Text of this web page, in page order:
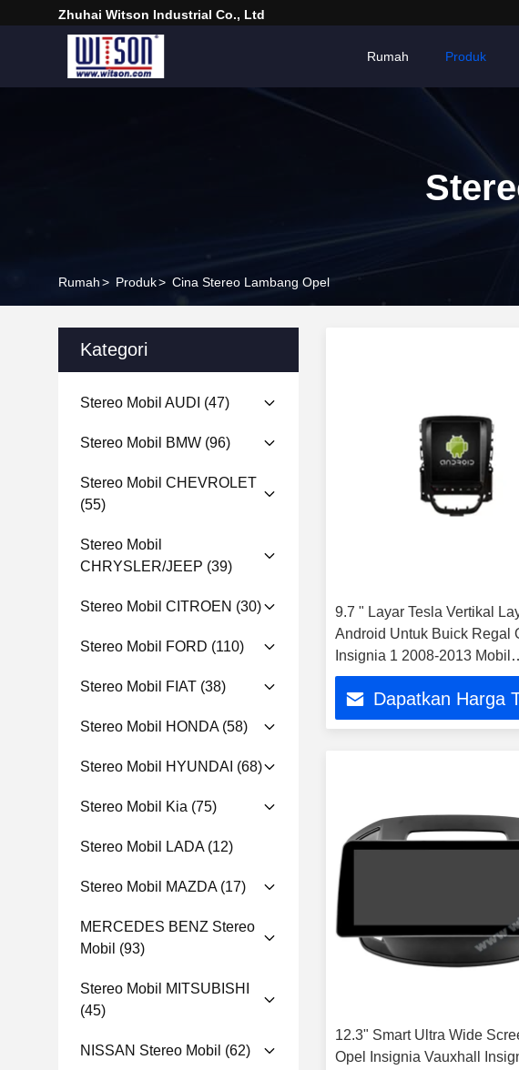
Zhuhai Witson Industrial Co., Ltd
Rumah Produk
Rumah> Produk> Cina Stereo Lambang Opel
Kategori
Stereo Mobil AUDI (47)
Stereo Mobil BMW (96)
Stereo Mobil CHEVROLET
(55)
Stereo Mobil
CHRYSLER/JEEP (39)
Stereo Mobil CITROEN (30)
Stereo Mobil FORD (110)
Stereo Mobil FIAT (38)
Stereo Mobil HONDA(58)
Stereo Mobil HYUNDAI (68)
Stereo Mobil Kia (75)
Stereo Mobil LADA(12)
Stereo Mobil MAZDA(17)
MERCEDES BENZ Stereo
Mobil (93)
Stereo Mobil MITSUBISHI
(45)
NISSAN Stereo Mobil (62)
9.7 " Layar Tesla Vertikal
Android Untuk Buick Regal
Insignia 1 2008-2013 Mobil
Multimedia Stereo GPS
PlayerDapatkan Harga
12.3" Smart Ultra Wide
Opel Insignia Vauxhall